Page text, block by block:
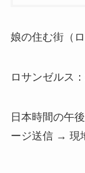
娘の住む街（
ロサンゼルス
日本時間の午
ージ送信 → 現